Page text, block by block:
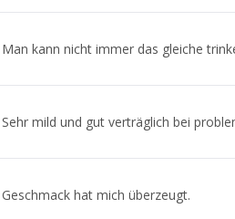
Man kann nicht immer das gleiche
Sehr mild und gut verträglich bei
Geschmack hat mich überzeugt.